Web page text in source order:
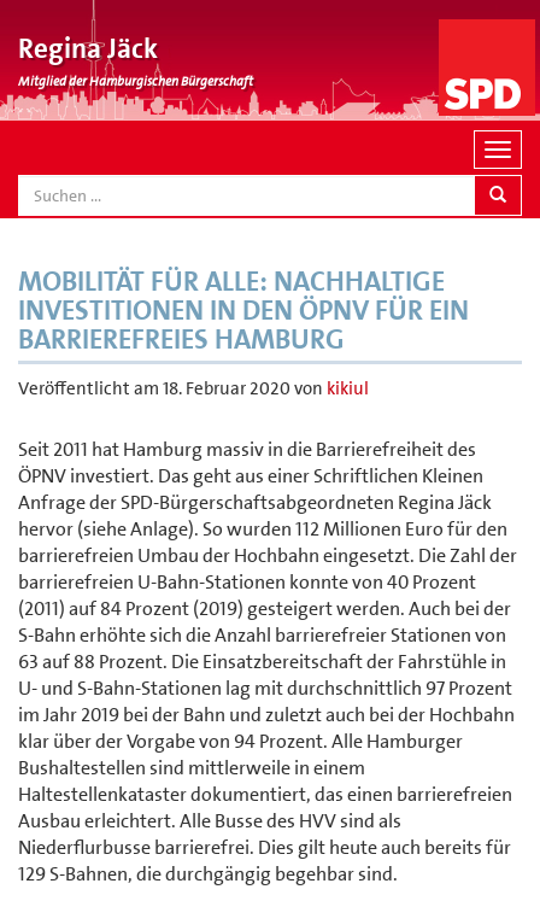
Regina Jäck
Mitglied der Hamburgischen Bürgerschaft
N
a
v
SEARCH
MOBILITÄT FÜR ALLE: NACHHALTIGE
INVESTITIONEN IN DEN ÖPNV FÜR EIN
BARRIEREFREIES HAMBURG
Veröffentlicht am 18. Februar 2020 von kikiul
Seit 2011 hat Hamburg massiv in die Barrierefreiheit des
ÖPNV investiert. Das geht aus einer Schriftlichen Kleinen
Anfrage der SPD-Bürgerschaftsabgeordneten Regina Jäck
hervor (siehe Anlage). So wurden 112 Millionen Euro für den
barrierefreien Umbau der Hochbahn eingesetzt. Die Zahl der
barrierefreien U-Bahn-Stationen konnte von 40 Prozent
(2011) auf 84 Prozent (2019) gesteigert werden. Auch bei der
S-Bahn erhöhte sich die Anzahl barrierefreier Stationen von
63 auf 88 Prozent. Die Einsatzbereitschaft der Fahrstühle in
U- und S-Bahn-Stationen lag mit durchschnittlich 97 Prozent
im Jahr 2019 bei der Bahn und zuletzt auch bei der Hochbahn
klar über der Vorgabe von 94 Prozent. Alle Hamburger
Bushaltestellen sind mittlerweile in einem
Haltestellenkataster dokumentiert, das einen barrierefreien
Ausbau erleichtert. Alle Busse des HVV sind als
Niederflurbusse barrierefrei. Dies gilt heute auch bereits für
129 S-Bahnen, die durchgängig begehbar sind.